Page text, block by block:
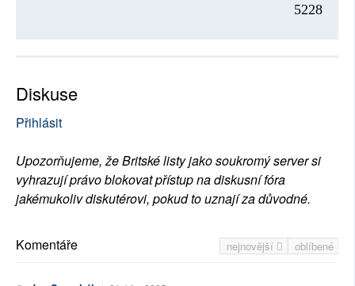
5228
Diskuse
Přihlásit
Upozorňujeme, že Britské listy jako soukromý server si
vyhrazují právo blokovat přístup na diskusní fóra
jakémukoliv diskutérovi, pokud to uznají za důvodné.
nejnovější oblíbené
Komentáře